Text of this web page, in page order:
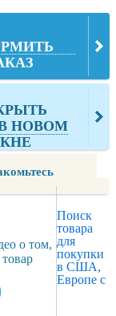
НОВОМ
о том,
товар
Поиск
товара
для
покупки
в США,
Европе с